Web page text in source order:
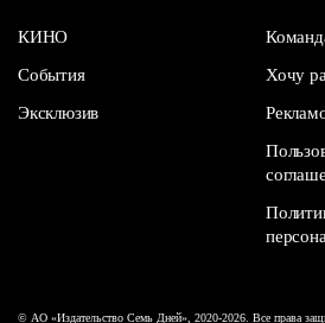
КИНО
События
Эксклюзив
Хочу
© АО «Издательство Семь Дней», 2020-2026. Все права